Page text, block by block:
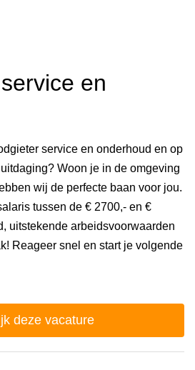
en
service en onderhoud en op
Woon je in de omgeving
wij de perfecte baan voor jou.
tussen de € 2700,- en €
uitstekende arbeidsvoorwaarden
Reageer snel en start je volgende
deze vacature